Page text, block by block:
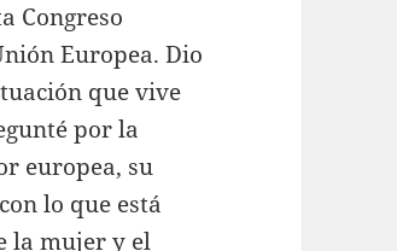
Congreso
Europea. Dio
que vive
por la
europea, su
lo que está
la mujer y el